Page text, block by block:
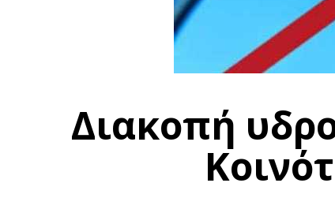
Διακοπή